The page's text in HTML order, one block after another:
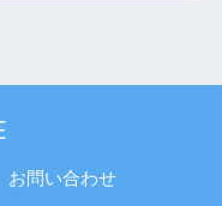
お問い合わせ